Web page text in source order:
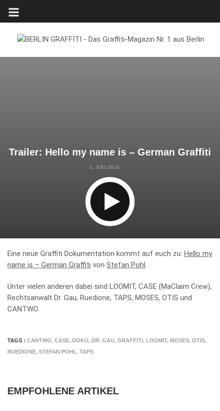
Trailer: Hello my name is – German Graffiti
1. JULI 2014
Eine neue Graffiti Dokumentation kommt auf euch zu: Hello my
name is – German Graffiti von Stefan Pohl
Unter vielen anderen dabei sind LOOMIT, CASE (MaClaim Crew),
Rechtsanwalt Dr. Gau, Ruedione, TAPS, MOSES, OTIS und
CANTWO.
TAGS : CANTWO, CASE, DOKU, DR. GAU, GRAFFITI, LOOMIT, MOSES, OTIS,
RUEDIONE, STEFAN POHL , TAPS
EMPFOHLENE ARTIKEL